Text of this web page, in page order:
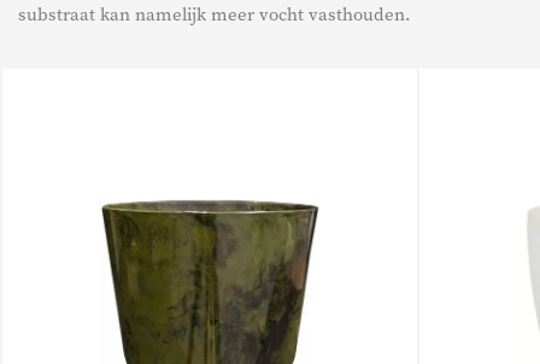
substraat kan namelijk meer vocht vasthouden.